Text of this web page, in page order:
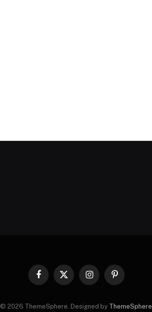
Facebook
X
InstagramPinterest
© 2026 ThemeSphere. Designed by ThemeSphere